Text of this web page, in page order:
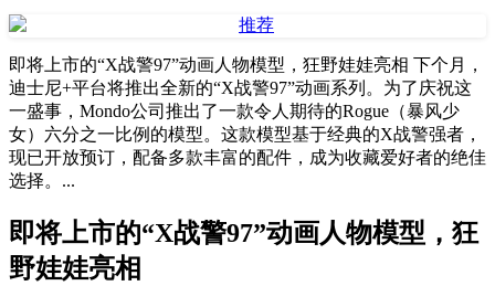
即将上市的“X战警97”动画人物模型，狂野娃娃亮相 下个月，
迪士尼+平台将推出全新的“X战警97”动画系列。为了庆祝这
一盛事，Mondo公司推出了一款令人期待的Rogue（暴风少
女）六分之一比例的模型。这款模型基于经典的X战警强者，
现已开放预订，配备多款丰富的配件，成为收藏爱好者的绝佳
选择。...
即将上市的“X战警97”动画人物模型，狂
野娃娃亮相